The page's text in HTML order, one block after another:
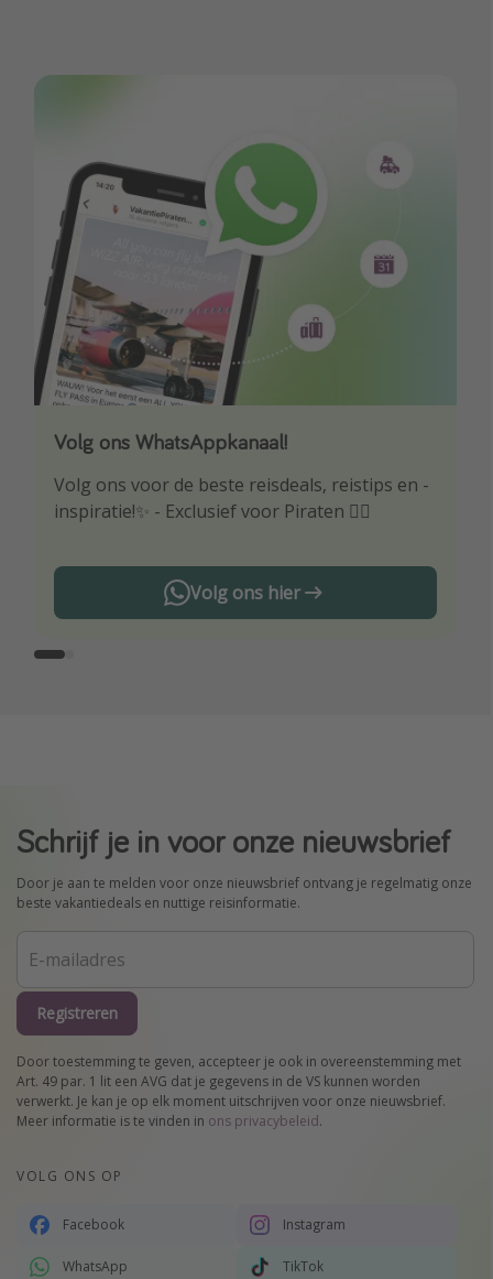
Volg ons WhatsAppkanaal!
Volg ons voor de beste reisdeals, reistips en -
inspiratie!✨ - Exclusief voor Piraten 🏴‍☠️
Volg ons hier
Download onze app
Wees als eerste op de hoogte van de beste
reisaanbiedingen
Schrijf je in voor onze nieuwsbrief
Door je aan te melden voor onze nieuwsbrief ontvang je regelmatig onze
beste vakantiedeals en nuttige reisinformatie.
Registreren
Door toestemming te geven, accepteer je ook in overeenstemming met
Art. 49 par. 1 lit een AVG dat je gegevens in de VS kunnen worden
verwerkt. Je kan je op elk moment uitschrijven voor onze nieuwsbrief.
Meer informatie is te vinden in ons privacybeleid.
VOLG ONS OP
Facebook Instagram
WhatsApp TikTok